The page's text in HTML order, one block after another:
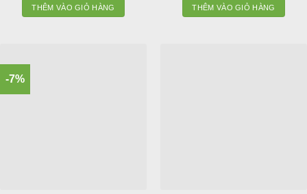
THÊM VÀO GIỎ HÀNG THÊM VÀO GIỎ HÀNG
-7%